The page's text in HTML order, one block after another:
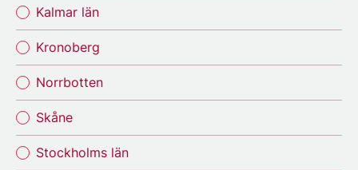
Kalmar län
Kronoberg
Norrbotten
Skåne
Stockholms län